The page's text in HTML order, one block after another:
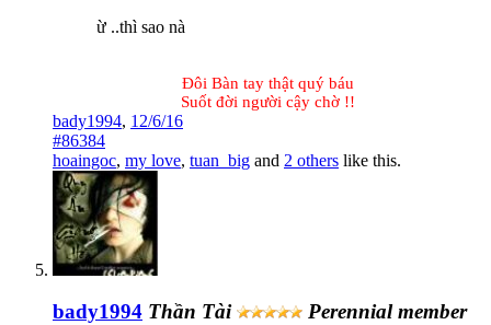
ừ ..thì sao nà
Đôi Bàn tay thật quý báu
Suốt đời người cậy chờ !!​
bady1994, 12/6/16
#86384
hoaingoc, my love, tuan_big and 2 others like this.
bady1994 Thần Tài Perennial member